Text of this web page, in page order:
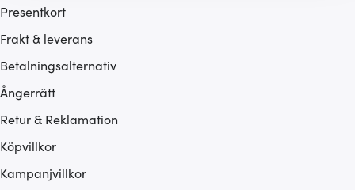
som du vill dela med dig av.
Presentkort
Frakt & leverans
Betalningsalternativ
Ångerrätt
Retur & Reklamation
Köpvillkor
Kampanjvillkor